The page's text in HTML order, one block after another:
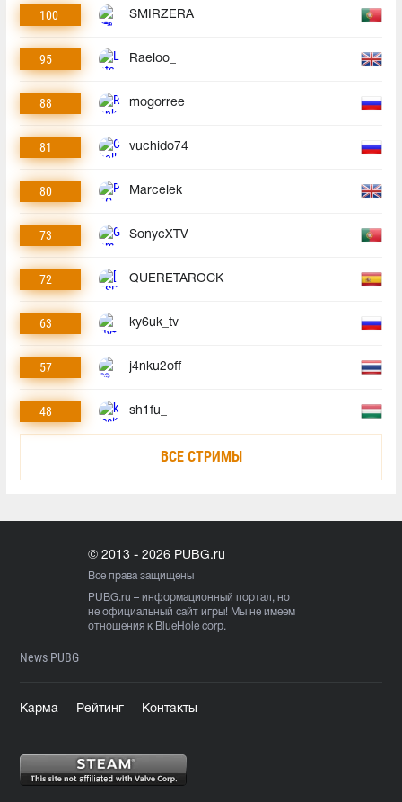
100 SMIRZERA
95 Raeloo_
88 mogorree
81 vuchido74
80 Marcelek
73 SonycXTV
72 QUERETAROCK
63 ky6uk_tv
57 j4nku2off
48 sh1fu_
ВСЕ СТРИМЫ
© 2013 - 2026 PUBG.ru
Все права защищены
PUBG.ru – информационный портал, но
не официальный сайт игры! Мы не имеем
отношения к BlueHole corp.
News PUBG
Карма Рейтинг Контакты